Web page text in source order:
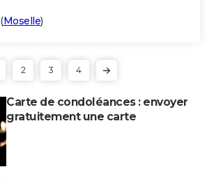
(Moselle)
2 3 4
Carte de condoléances : envoyer
gratuitement une carte